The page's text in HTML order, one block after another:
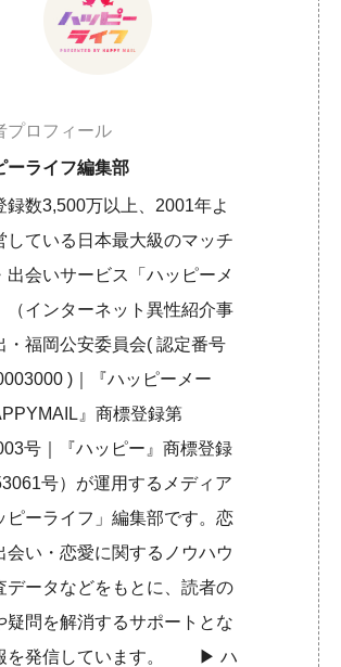
プロフィール
ーライフ編集部
録数3,500万以上、2001年よ
している日本最大級のマッチ
出会いサービス「ハッピーメ
（インターネット異性紹介事
・福岡公安委員会( 認定番号
)｜『ハッピーメー
』商標登録第
号｜『ハッピー』商標登録
号）が運用するメディア
ピーライフ」編集部です。恋
会い・恋愛に関するノウハウ
データなどをもとに、読者の
疑問を解消するサポートとな
を発信しています。 ▶︎ハ